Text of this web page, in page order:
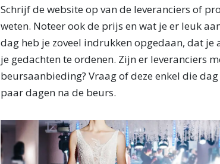
Schrijf de website op van de leveranciers of
weten. Noteer ook de prijs en wat je er leuk
dag heb je zoveel indrukken opgedaan, dat je
je gedachten te ordenen. Zijn er leveranciers
beursaanbieding? Vraag of deze enkel die
paar dagen na de beurs.